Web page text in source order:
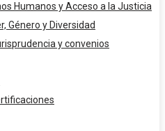
Humanos y Acceso a la Justicia
Género y Diversidad
y convenios